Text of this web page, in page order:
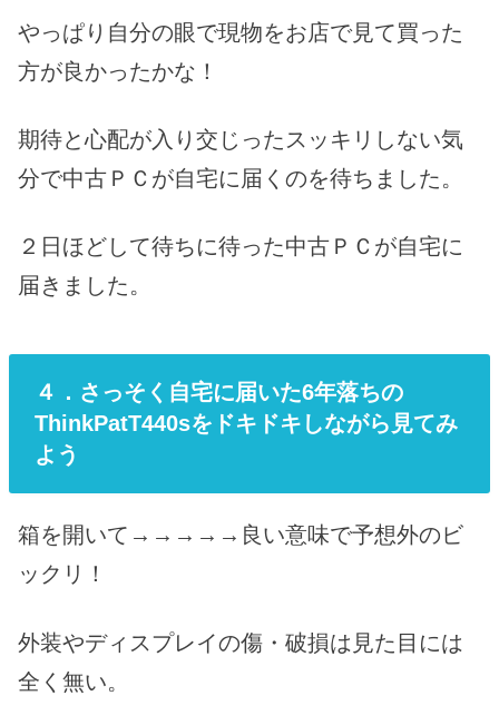
やっぱり自分の眼で現物をお店で見て買った
方が良かったかな！
期待と心配が入り交じったスッキリしない気
分で中古ＰＣが自宅に届くのを待ちました。
２日ほどして待ちに待った中古ＰＣが自宅に
届きました。
４．さっそく自宅に届いた6年落ちの
ThinkPatT440sをドキドキしながら見てみ
よう
箱を開いて→→→→→良い意味で予想外のビ
ックリ！
外装やディスプレイの傷・破損は見た目には
全く無い。